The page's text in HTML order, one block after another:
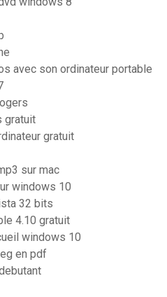
avec son ordinateur portable
gratuit
gratuit
sur mac
windows 10
32 bits
4.10 gratuit
windows 10
en pdf